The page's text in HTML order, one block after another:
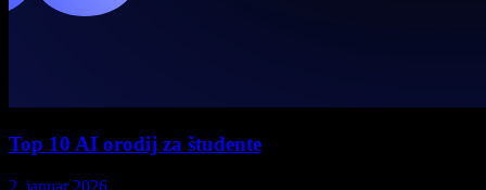
Top 10 AI orodij za študente
2. januar 2026